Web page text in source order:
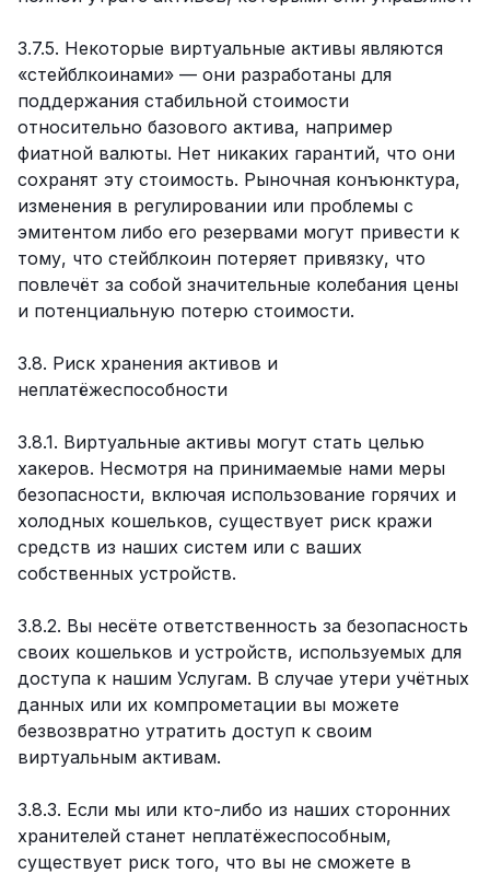
3.7.5. Некоторые виртуальные активы являются
«стейблкоинами» — они разработаны для
поддержания стабильной стоимости
относительно базового актива, например
фиатной валюты. Нет никаких гарантий, что они
сохранят эту стоимость. Рыночная конъюнктура,
изменения в регулировании или проблемы с
эмитентом либо его резервами могут привести к
тому, что стейблкоин потеряет привязку, что
повлечёт за собой значительные колебания цены
и потенциальную потерю стоимости.
3.8. Риск хранения активов и
неплатёжеспособности
3.8.1. Виртуальные активы могут стать целью
хакеров. Несмотря на принимаемые нами меры
безопасности, включая использование горячих и
холодных кошельков, существует риск кражи
средств из наших систем или с ваших
собственных устройств.
3.8.2. Вы несёте ответственность за безопасность
своих кошельков и устройств, используемых для
доступа к нашим Услугам. В случае утери учётных
данных или их компрометации вы можете
безвозвратно утратить доступ к своим
виртуальным активам.
3.8.3. Если мы или кто-либо из наших сторонних
хранителей станет неплатёжеспособным,
существует риск того, что вы не сможете в